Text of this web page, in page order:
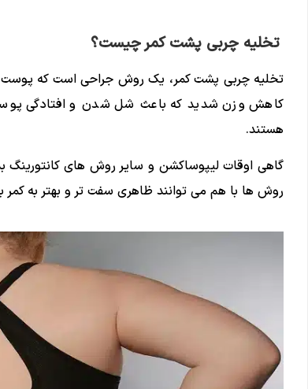
تخلیه چربی پشت کمر چیست؟
تخلیه چربی پشت کمر، یک روش جراحی است که پوست
کاهش وزن شدید که باعث شل شدن و افتادگی
هستند.
گاهی اوقات لیپوساکشن و سایر روش های
روش ها با هم می توانند ظاهری سفت تر و بهتر به کمر